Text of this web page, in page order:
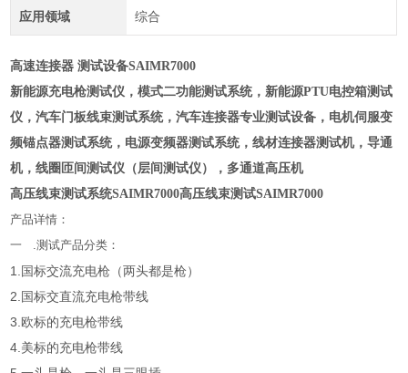
应用领域 综合
高速连接器 测试设备SAIMR7000
新能源充电枪测试仪 ，模式二功能测试系统，新能源PTU电控箱测试
仪，汽车门板线束测试系统，汽车连接器专业测试设备，电机伺服变
频锚点器测试系统，电源变频器测试系统，线材连接器测试机，导通
机，线圈匝间测试仪（层间测试仪），多通道高压机
高压线束测试系统SAIMR7000高压线束测试SAIMR7000
产品详情：
一 .测试产品分类：
1.国标交流充电枪（两头都是枪）
2.国标交直流充电枪带线
3.欧标的充电枪带线
4.美标的充电枪带线